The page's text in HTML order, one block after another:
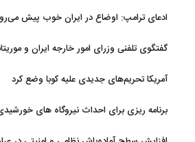
ادعای ترامپ: اوضاع در ایران خوب پیش
گفتگوی تلفنی وزرای امور خارجه ایران و
آمریکا تحریم‌های جدیدی علیه کوبا وضع کرد
برنامه ریزی برای احداث نیروگاه های